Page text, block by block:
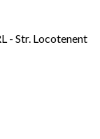
- Str. Locotenent